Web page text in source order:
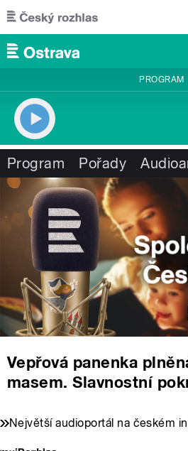
Přejít k hlavnímu obsahu
PROGRAM
Program Pořady
Vepřová panenka
masem. Slavnostní
Největší audioportál na českém